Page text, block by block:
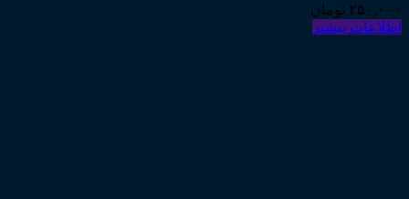
۲۵۰,۰۰۰ تومان
اطلاعات بیشتر